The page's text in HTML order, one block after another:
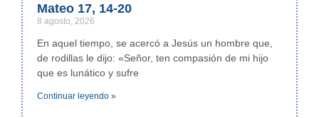
Mateo 17, 14-20
8 agosto, 2026
En aquel tiempo, se acercó a Jesús un hombre que,
de rodillas le dijo: «Señor, ten compasión de mi hijo
que es lunático y sufre
Continuar leyendo »